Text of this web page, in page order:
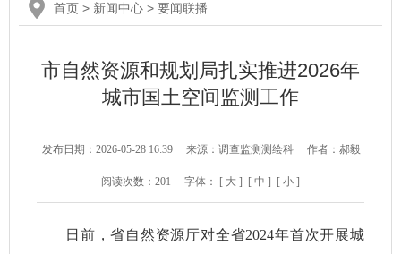
首页 > 新闻中心 > 要闻联播
市自然资源和规划局扎实推进2026年
城市国土空间监测工作
发布日期：2026-05-28 16:39 来源：调查监测测绘科 作者：郝毅
阅读次数： 201 字体： [ 大 ] [ 中 ] [ 小 ]
日前，省自然资源厅对全省2024年首次开展城